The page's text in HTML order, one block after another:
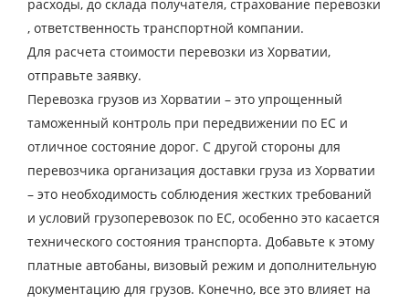
расходы, до склада получателя, страхование перевозки
, ответственность транспортной компании.
Для расчета стоимости перевозки из Хорватии,
отправьте заявку.
Перевозка грузов из Хорватии – это упрощенный
таможенный контроль при передвижении по ЕС и
отличное состояние дорог. С другой стороны для
перевозчика организация доставки груза из Хорватии
– это необходимость соблюдения жестких требований
и условий грузоперевозок по ЕС, особенно это касается
технического состояния транспорта. Добавьте к этому
платные автобаны, визовый режим и дополнительную
документацию для грузов. Конечно, все это влияет на
Город загрузки
Страна выгрузки
Город выгрузки
Наименование груза
Дата загрузки
Тип транспорта
Вес груза, ( т )
Объем груза